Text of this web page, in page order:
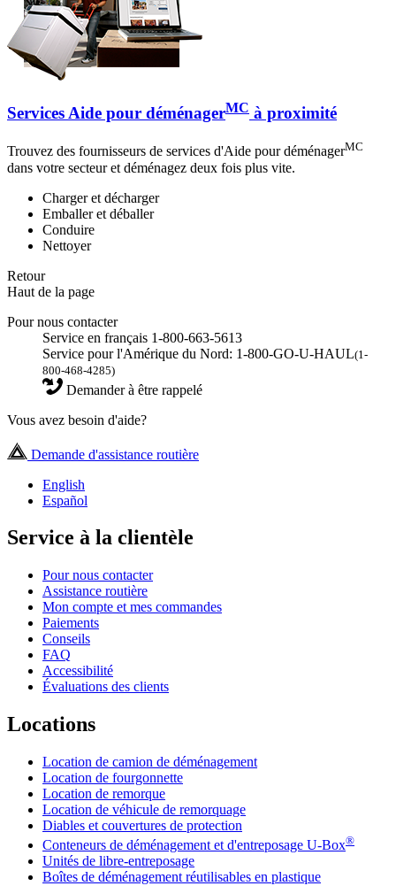
Services Aide pour déménagerMC à proximité
Trouvez des fournisseurs de services d'Aide pour déménagerMC
dans votre secteur et déménagez deux fois plus vite.
Charger et décharger
Emballer et déballer
Conduire
Nettoyer
Retour
Haut de la page
Pour nous contacter
Service en français 1-800-663-5613
Service pour l'Amérique du Nord: 1-800-GO-U-HAUL(1-
800-468-4285)
Demander à être rappelé
Vous avez besoin d'aide?
Demande d'assistance routière
English
Español
Service à la clientèle
Pour nous contacter
Assistance routière
Mon compte et mes commandes
Paiements
Conseils
FAQ
Accessibilité
Évaluations des clients
Locations
Location de camion de déménagement
Location de fourgonnette
Location de remorque
Location de véhicule de remorquage
Diables et couvertures de protection
Conteneurs de déménagement et d'entreposage U-Box®
Unités de libre-entreposage
Boîtes de déménagement réutilisables en plastique